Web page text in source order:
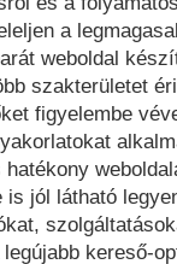
a
weboldal
szakterületet
figyelembe
jól látható
kereső-